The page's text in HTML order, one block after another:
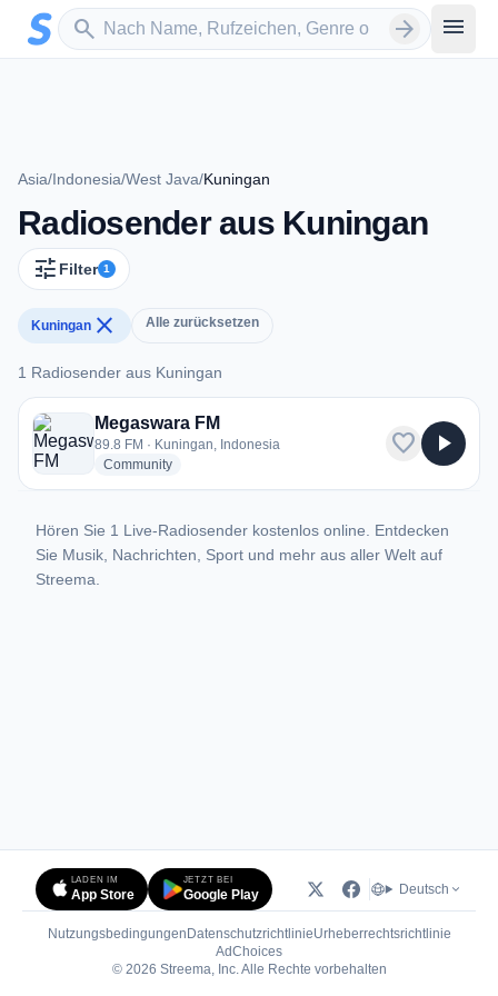
Zum Hauptinhalt springen
search
Sender suchen arrow_forward menu
Asia/Indonesia/West Java/Kuningan
Radiosender aus Kuningan
tune Filter 1
Kuningan close Alle zurücksetzen
1 Radiosender aus Kuningan
1 Radiosender aus Kuningan
Megaswara FM
89.8 FM · Kuningan, Indonesia
Communityradio stations
favorite play_arrow
Hören Sie 1 Live-Radiosender kostenlos online. Entdecken
Sie Musik, Nachrichten, Sport und mehr aus aller Welt auf
Streema.
LADEN IM
App Store
JETZT BEI
Google Play Deutsch
Nutzungsbedingungen DatenschutzrichtlinieUrheberrechtsrichtlinie
AdChoices(öffnet in neuem Tab)
© 2026 Streema, Inc. Alle Rechte vorbehalten